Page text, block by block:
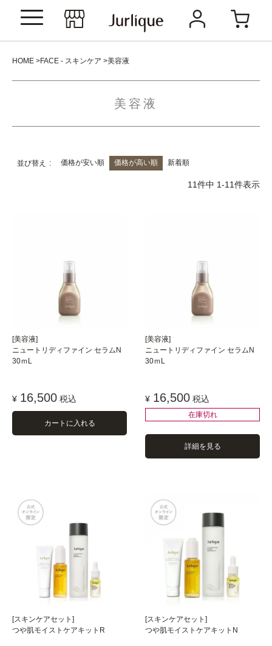
HOME FACE - スキンケア 美容液
美容液
並び替え 価格が安い順 価格が高い順 新着順
11件中 1-11件表示
[美容液]
ニュートリディファイン セラムN
30ｍL
¥ 16,500 税込
カートに入れる
[美容液]
ニュートリディファイン セラムN
30ｍL
¥ 16,500 税込
在庫切れ
詳細を見る
[スキンケアセット]
つや肌モイストケアキットR
[スキンケアセット]
つや肌モイストケアキットN